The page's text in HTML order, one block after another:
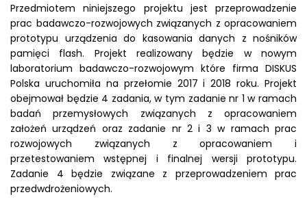
Przedmiotem niniejszego projektu jest przeprowadzenie
prac badawczo-rozwojowych związanych z opracowaniem
prototypu urządzenia do kasowania danych z nośników
pamięci flash. Projekt realizowany będzie w nowym
laboratorium badawczo-rozwojowym które firma DISKUS
Polska uruchomiła na przełomie 2017 i 2018 roku. Projekt
obejmował będzie 4 zadania, w tym zadanie nr 1 w ramach
badań przemysłowych związanych z opracowaniem
założeń urządzeń oraz zadanie nr 2 i 3 w ramach prac
rozwojowych związanych z opracowaniem i
przetestowaniem wstępnej i finalnej wersji prototypu.
Zadanie 4 będzie związane z przeprowadzeniem prac
przedwdrożeniowych.